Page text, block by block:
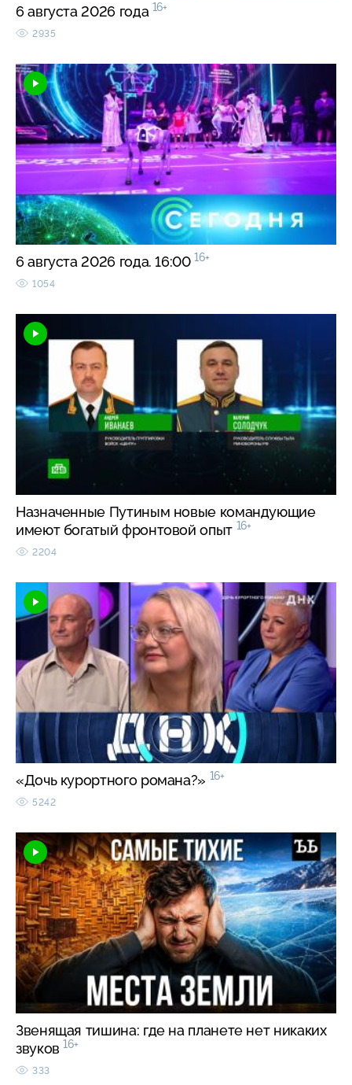
6 августа 2026 года 16+
2935
6 августа 2026 года. 16:00 16+
1054
Назначенные Путиным новые командующие
имеют богатый фронтовой опыт 16+
2204
«Дочь курортного романа?» 16+
5242
Звенящая тишина: где на планете нет никаких
звуков 16+
333